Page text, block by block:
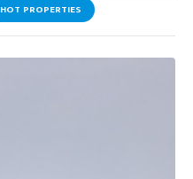
HOT PROPERTIES